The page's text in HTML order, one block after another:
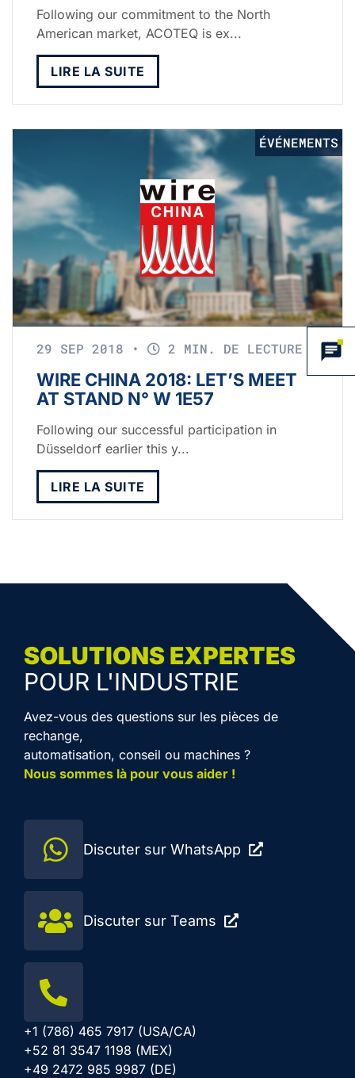
Following our commitment to the North
American market, ACOTEQ is ex...
LIRE LA SUITE
ÉVÉNEMENTS
29 SEP 2018 • 2 MIN. DE LECTURE
WIRE CHINA 2018: LET’S MEET
AT STAND N° W 1E57
Following our successful participation in
Düsseldorf earlier this y...
LIRE LA SUITE
SOLUTIONS EXPERTES
POUR L'INDUSTRIE
Avez-vous des questions sur les pièces de
rechange,
automatisation, conseil ou machines ?
Nous sommes là pour vous aider !
Discuter sur WhatsApp
Discuter sur Teams
+1 (786) 465 7917 (USA/CA)
+52 81 3547 1198 (MEX)
+49 2472 985 9987 (DE)